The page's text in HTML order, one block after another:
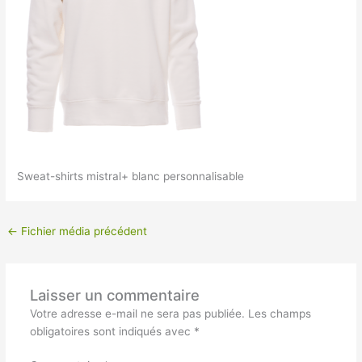
Sweat-shirts mistral+ blanc personnalisable
← Fichier média précédent
Laisser un commentaire
Votre adresse e-mail ne sera pas publiée. Les champs
obligatoires sont indiqués avec *